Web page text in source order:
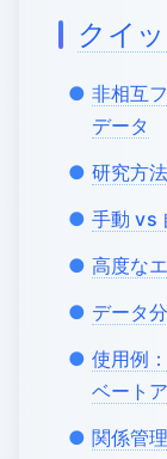
クイ
非相互
データ
研究方
手動 vs
高度な
データ
使用例
ベート
関係管